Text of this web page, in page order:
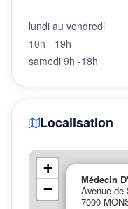
lundi au vendredi
10h - 19h
samedi 9h -18h
Localisation
Médecin
Avenue de
7000
+
−